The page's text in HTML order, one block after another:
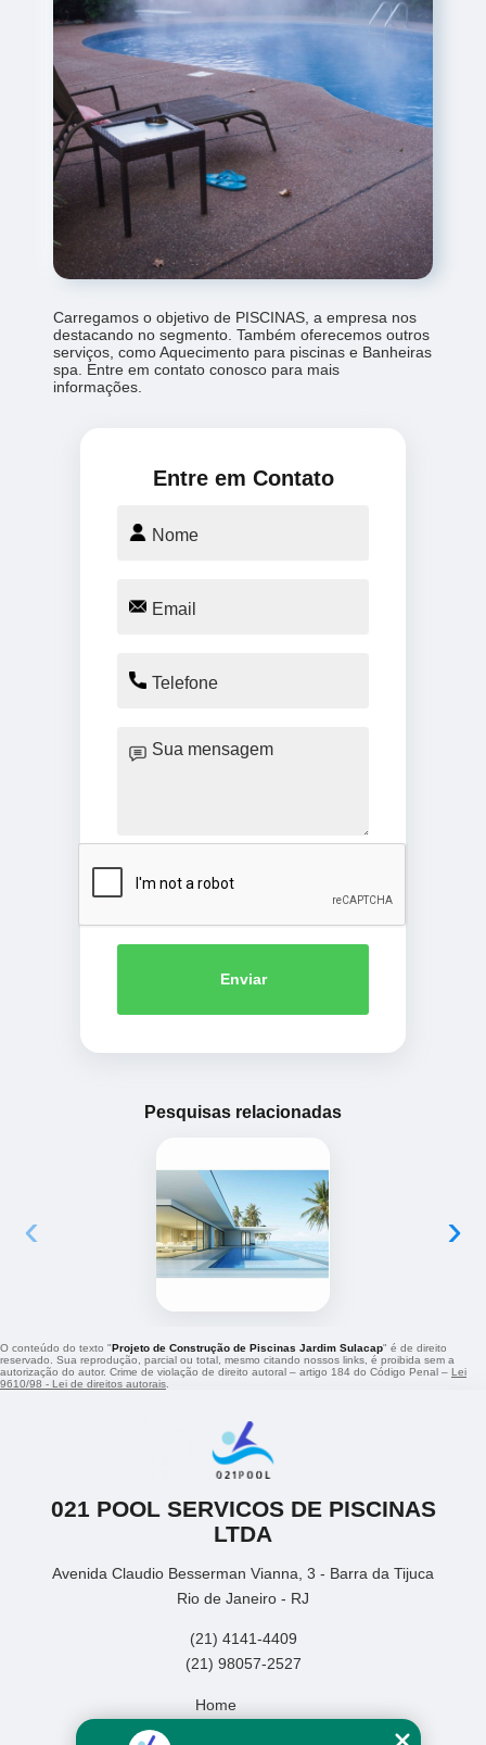
Carregamos o objetivo de PISCINAS, a empresa nos
destacando no segmento. Também oferecemos outros
serviços, como Aquecimento para piscinas e Banheiras
spa. Entre em contato conosco para mais
informações.
Entre em Contato
Enviar
Pesquisas relacionadas
‹ ›
O conteúdo do texto "Projeto de Construção de Piscinas Jardim Sulacap" é de direito
reservado. Sua reprodução, parcial ou total, mesmo citando nossos links, é proibida sem a
autorização do autor. Crime de violação de direito autoral – artigo 184 do Código Penal – Lei
9610/98 - Lei de direitos autorais
021 POOL SERVICOS DE PISCINAS
LTDA
Avenida Claudio Besserman Vianna, 3 - Barra da Tijuca
Rio de Janeiro - RJ
(21) 4141-4409
(21) 98057-2527
Home